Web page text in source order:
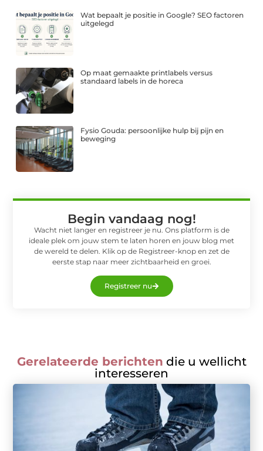
Wat bepaalt je positie in Google? SEO factoren
uitgelegd
Op maat gemaakte printlabels versus
standaard labels in de horeca
Fysio Gouda: persoonlijke hulp bij pijn en
beweging
Begin vandaag nog!
Wacht niet langer en registreer je nu. Ons platform is de
ideale plek om jouw stem te laten horen en jouw blog met
de wereld te delen. Klik op de Registreer-knop en zet de
eerste stap naar meer zichtbaarheid en groei.
Registreer nu
Gerelateerde berichten die u wellicht
interesseren